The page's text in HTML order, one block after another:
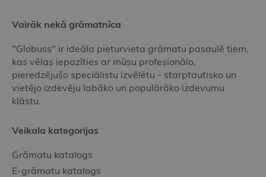
Vairāk nekā grāmatnīca
"Globuss" ir ideāla pieturvieta grāmatu pasaulē tiem,
kas vēlas iepazīties ar mūsu profesionālo,
pieredzējušo speciālistu izvēlētu - starptautisko un
vietējo izdevēju labāko un populārāko izdevumu
klāstu.
Veikala kategorijas
Grāmatu katalogs
E-grāmatu katalogs